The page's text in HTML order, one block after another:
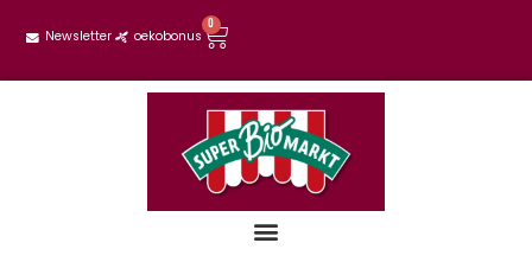
Newsletter oekobonus
0